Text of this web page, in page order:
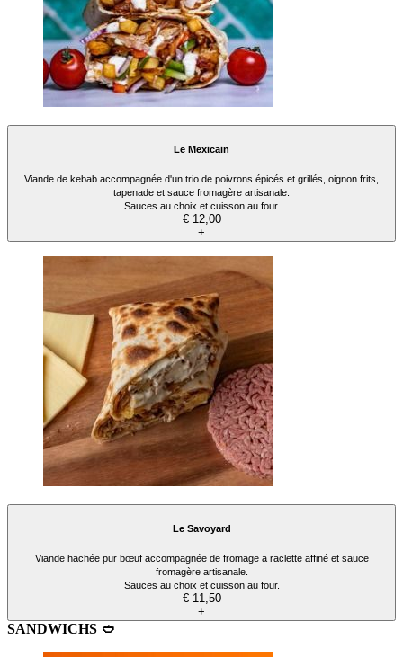
Le Mexicain
Viande de kebab accompagnée d'un trio de poivrons épicés et grillés, oignon frits,
tapenade et sauce fromagère artisanale.
Sauces au choix et cuisson au four.
€ 12,00
+
Le Savoyard
Viande hachée pur bœuf accompagnée de fromage a raclette affiné et sauce
fromagère artisanale.
Sauces au choix et cuisson au four.
€ 11,50
+
SANDWICHS ​🥙